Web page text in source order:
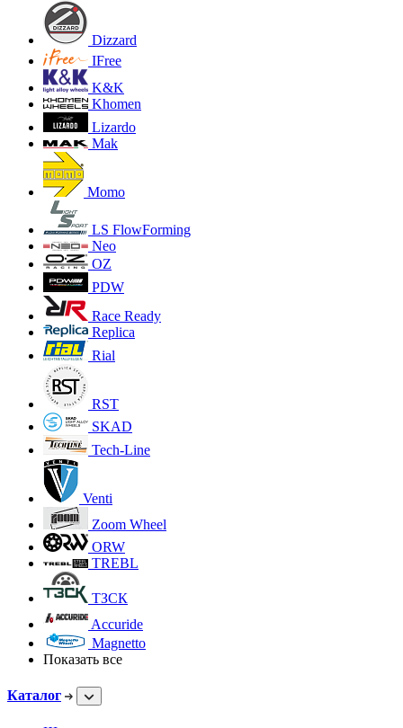
Dizzard
IFree
K&K
Khomen
Lizardo
Mak
Momo
LS FlowForming
Neo
OZ
PDW
Race Ready
Replica
Rial
RST
SKAD
Tech-Line
Venti
Zoom Wheel
ORW
TREBL
ТЗСК
Accuride
Magnetto
Показать все
Каталог